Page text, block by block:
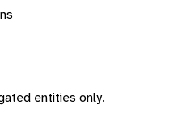
entities only.